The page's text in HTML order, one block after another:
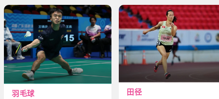
羽毛球
田径